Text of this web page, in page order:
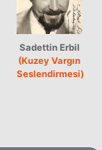
Sadettin Erbil
(Kuzey Vargın
Seslendirmesi)